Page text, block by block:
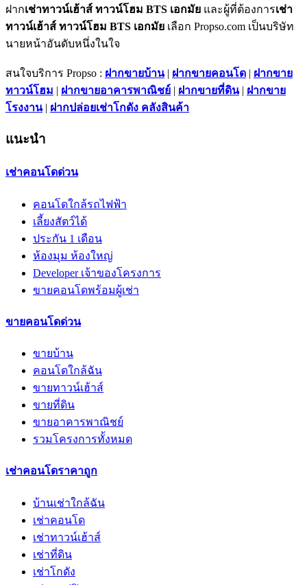
ฝากเช่าทาวน์เฮ้าส์ ทาวน์โฮม BTS เอกมัย และผู้ที่ต้องการเช่า
ทาวน์เฮ้าส์ ทาวน์โฮม BTS เอกมัย เลือก Propso.com เป็นบริษัท
นายหน้าอันดับหนึ่งในใจ
สนใจบริการ Propso : ฝากขายบ้าน| ฝากขายคอนโด | ฝากขาย
ทาวน์โฮม | ฝากขายอาคารพาณิชย์ | ฝากขายที่ดิน| ฝากขาย
โรงงาน| ฝากปล่อยเช่าโกดัง คลังสินค้า
แนะนำ
เช่าคอนโดด่วน
คอนโดใกล้รถไฟฟ้า
เลี้ยงสัตว์ได้
ประกัน 1 เดือน
ห้องมุม ห้องใหญ่
Developer เจ้าของโครงการ
ขายคอนโดพร้อมผู้เช่า
ขายคอนโดด่วน
ขายบ้าน
คอนโดใกล้ฉัน
ขายทาวน์เฮ้าส์
ขายที่ดิน
ขายอาคารพาณิชย์
รวมโครงการทั้งหมด
เช่าคอนโดราคาถูก
บ้านเช่าใกล้ฉัน
เช่าคอนโด
เช่าทาวน์เฮ้าส์
เช่าที่ดิน
เช่าโกดัง